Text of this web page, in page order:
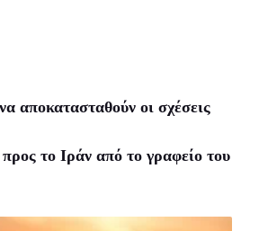
αποκατασταθούν οι σχέσεις
το Ιράν από το γραφείο του